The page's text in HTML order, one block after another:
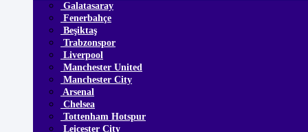
Galatasaray
Fenerbahçe
Beşiktaş
Trabzonspor
Liverpool
Manchester United
Manchester City
Arsenal
Chelsea
Tottenham Hotspur
Leicester City